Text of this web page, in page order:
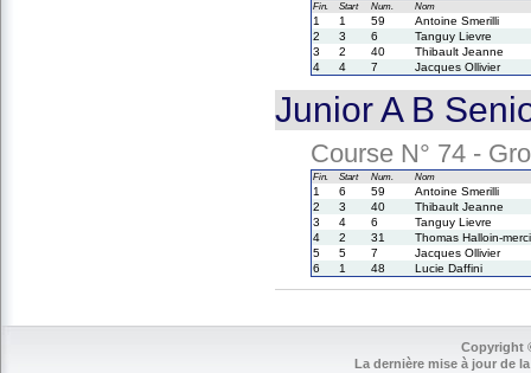
Fin. Start Num. Nom
1 1 59
Antoine Smerilli
2
3 6
Tanguy Lievre
3
2 40
Thibault Jeanne
4
4 7 Jacques Ollivier
Junior A B
Course N° 74 -
Fin. Start Num. Nom
1 6 59
Antoine Smerilli
2
3 40
Thibault Jeanne
3
4 6
Tanguy Lievre
4
2 31
Thomas Halloin-
5
5 7
Jacques Ollivier
6
1 48 Lucie Daffini
Copyright
La dernière mise à jour de